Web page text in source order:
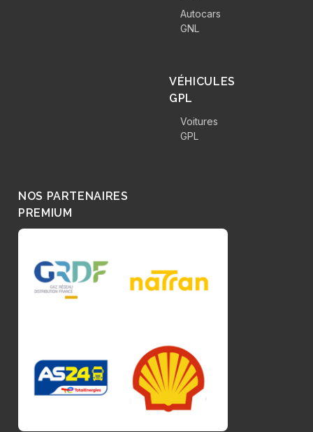
Autocars
GNL
VÉHICULES
GPL
Voitures
GPL
NOS PARTENAIRES
PREMIUM